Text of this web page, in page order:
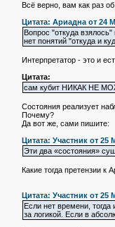
Всё верно, вам как раз
Цитата: Ариадна от 24
Вопрос "откуда
нет понятий "откуда и
Интерпретатор - это и
Цитата:
сам кубит НИКАК НЕ
Состояния реализует
Почему?
Да вот же, сами пишите:
Цитата: Участник от 25
Эти два «состояния»
Какие тогда претензии к
Цитата: Участник от 25
Если нет времени, тогда
за логикой. Если в